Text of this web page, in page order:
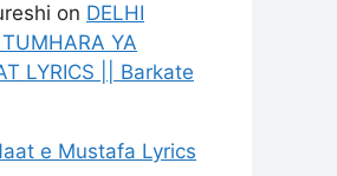
on DELHI
YA
LYRICS || Barkate
e Mustafa Lyrics